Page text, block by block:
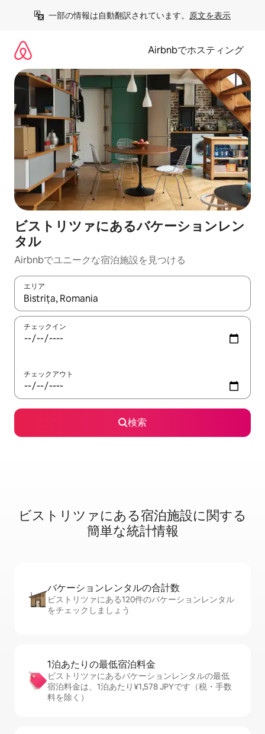
一部の情報は自動翻訳されています。 原文を表示
Airbnbでホスティング
ビストリツァにあるバケーションレン
タル
Airbnbでユニークな宿泊施設を見つける
エリア
検索結果が表示されたら、上下の矢印キーを使って移動するか
チェックイン
チェックアウト
検索
ビストリツァに⁠あ⁠る宿⁠泊⁠施⁠設⁠に関⁠す⁠る
簡⁠単⁠な統⁠計⁠情⁠報
バケーションレ⁠ン⁠タ⁠ル⁠の合⁠計⁠数
ビストリツァにある120件のバケーションレンタル
をチェックしましょう
1泊あたりの最⁠低⁠宿⁠泊⁠料⁠金
ビストリツァにあるバケーションレンタルの最低
宿泊料金は、1泊あたり¥1,578 JPYです（税・手数
料を除く）